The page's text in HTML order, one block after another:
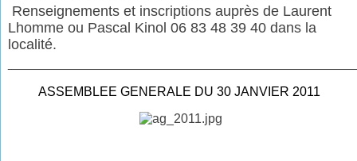
Renseignements et inscriptions auprès de Laurent
Lhomme ou Pascal Kinol 06 83 48 39 40 dans la
localité.
ASSEMBLEE GENERALE DU 30 JANVIER 2011